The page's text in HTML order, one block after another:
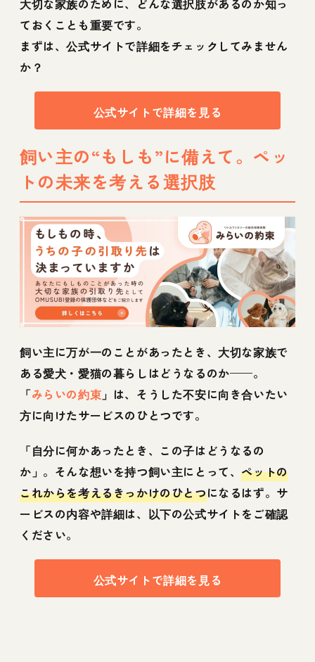
大切な家族のために、どんな選択肢があるのか知っ
ておくことも重要です。
まずは、公式サイトで詳細をチェックしてみません
か？
公式サイトで詳細を見る
飼い主の“もしも”に備えて。ペッ
トの未来を考える選択肢
飼い主に万が一のことがあったとき、大切な家族で
ある愛犬・愛猫の暮らしはどうなるのか——。
「みらいの約束 」は、そうした不安に向き合いたい
方に向けたサービスのひとつです。
「自分に何かあったとき、この子はどうなるの
か」。そんな想いを持つ飼い主にとって、ペットの
これからを考えるきっかけのひとつになるはず。サ
ービスの内容や詳細は、以下の公式サイトをご確認
ください。
公式サイトで詳細を見る